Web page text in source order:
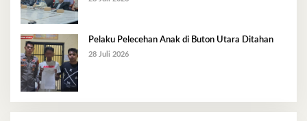
Pelaku Pelecehan Anak di Buton Utara Ditahan
28 Juli 2026